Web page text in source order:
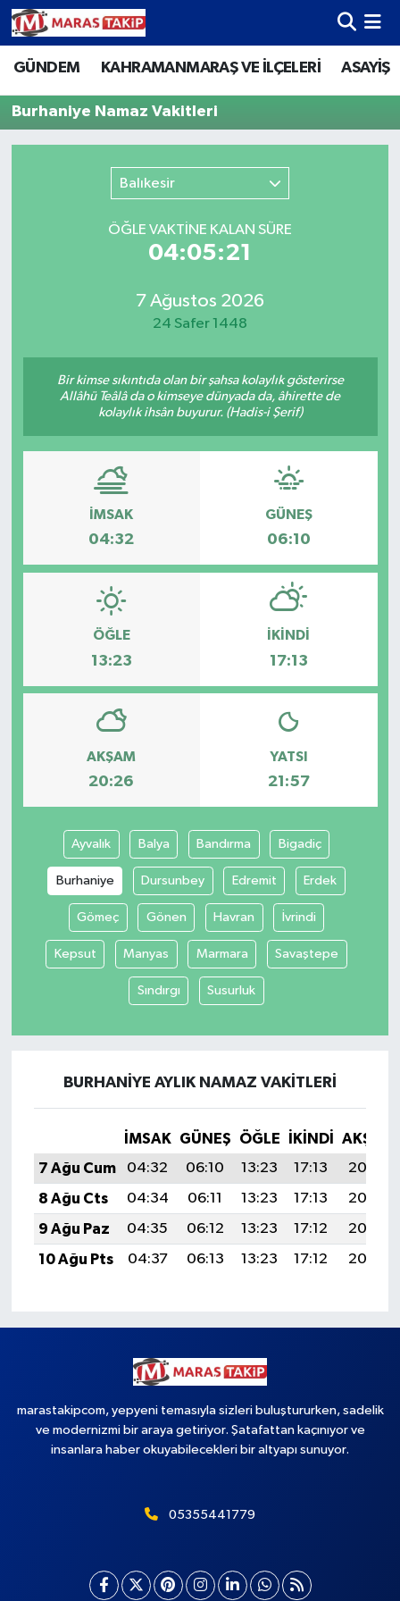
GÜNDEM KAHRAMANMARAŞ VE İLÇELERİ ASAYİŞ
Burhaniye Namaz Vakitleri
Balıkesir
ÖĞLE VAKTİNE KALAN SÜRE
04:05:21
7 Ağustos 2026
24 Safer 1448
Bir kimse sıkıntıda olan bir şahsa kolaylık gösterirse
Allâhü Teâlâ da o kimseye dünyada da, âhirette de
kolaylık ihsân buyurur. (Hadis-i Şerif)
İMSAK
04:32
GÜNEŞ
06:10
ÖĞLE
13:23
İKINDI
17:13
AKŞAM
20:26
YATSI
21:57
Ayvalık Balya Bandırma Bigadiç
Burhaniye Dursunbey Edremit Erdek
Gömeç Gönen Havran İvrindi
Kepsut Manyas Marmara Savaştepe
Sındırgı Susurluk
BURHANIYE AYLIK NAMAZ VAKITLERI
İMSAK GÜNEŞ ÖĞLE İKINDI
AKŞAM
7 Ağu Cum
04:32 06:10 13:23 17:13
20:26
8 Ağu Cts
04:34 06:11 13:23 17:13
20:25
9 Ağu Paz
04:35 06:12 13:23 17:12
20:24
10 Ağu Pts
04:37 06:13 13:23 17:12 20:22
marastakipcom, yepyeni temasıyla sizleri buluştururken, sadelik
ve modernizmi bir araya getiriyor. Şatafattan kaçınıyor ve
insanlara haber okuyabilecekleri bir altyapı sunuyor.
05355441779
Kahramanmaraş Nöbetçi Eczaneler
Kahramanmaraş Hava Durumu
Kahramanmaraş Trafik Yoğunluk Haritası
Süper Lig Puan Durumu ve Fikstür
Tüm Manşetler
Haber Arşivi